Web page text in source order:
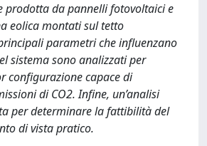
prodotta da pannelli fotovoltaici e
eolica montati sul tetto
parametri che influenzano
sistema sono analizzati per
configurazione capace di
di CO2. Infine, un’analisi
per determinare la fattibilità del
di vista pratico.